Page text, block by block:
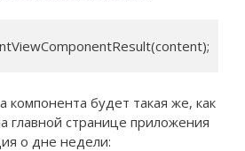
компонента будет такая же, как
странице приложения
о дне недели: